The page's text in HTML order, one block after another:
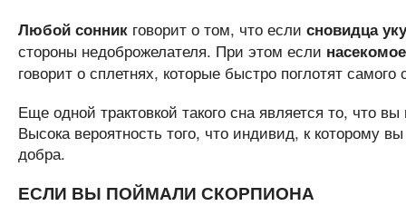
Любой сонникговорит о том, что если сновидца
стороны недоброжелателя. При этом если
говорит о сплетнях, которые быстро поглотят самого
Еще одной трактовкой такого сна является то, что
Высока вероятность того, что индивид, к которому
добра.
ЕСЛИ ВЫ ПОЙМАЛИ СКОРПИОНА